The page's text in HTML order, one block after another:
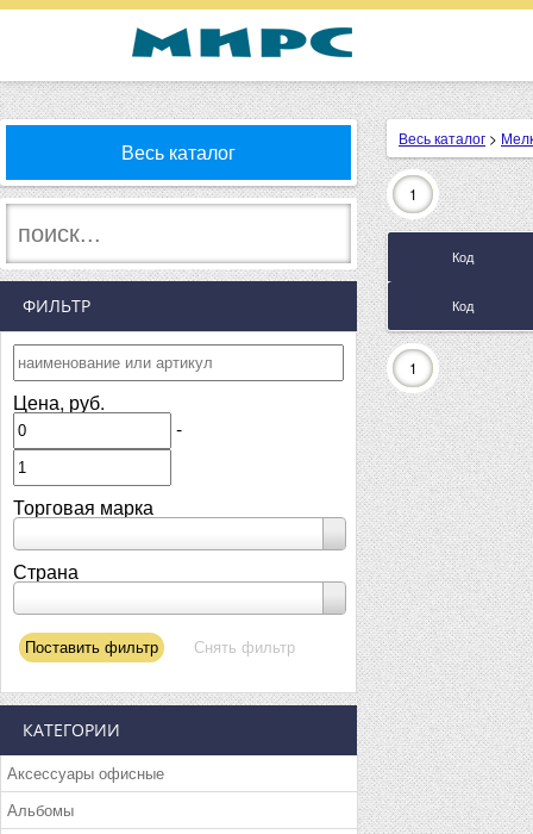
Весь каталог
ФИЛЬТР
Цена, руб.
-
Торговая марка
Страна
КАТЕГОРИИ
Аксессуары офисные
Альбомы
Весь каталог >
1
Код
Код
1